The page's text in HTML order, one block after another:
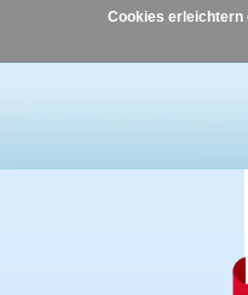
Cookies erleichtern